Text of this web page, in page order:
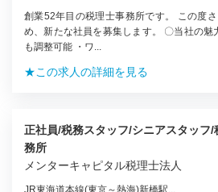
創業52年目の税理士事務所です。 この度
め、新たな社員を募集します。 〇当社の魅
も調整可能 ・ワ...
★この求人の詳細を見る
正社員/税務スタッフ/シニアスタッフ
務所
メンターキャピタル税理士法人